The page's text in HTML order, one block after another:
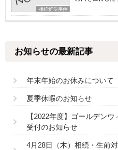
相続解決事例
お知らせの最新記事
年末年始のお休みについて
夏季休暇のお知らせ
【2022年度】ゴールデン
受付のお知らせ
4月28日（木）相続・生前